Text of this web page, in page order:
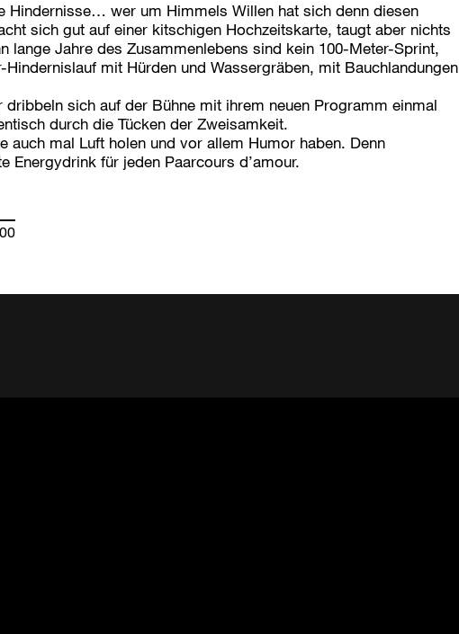
Hindernisse… wer um Himmels Willen hat sich denn diesen
sich gut auf einer kitschigen Hochzeitskarte, taugt aber nichts
lange Jahre des Zusammenlebens sind kein 100-Meter-Sprint,
mit Hürden und Wassergräben, mit Bauchlandungen
dribbeln sich auf der Bühne mit ihrem neuen Programm einmal
durch die Tücken der Zweisamkeit.
auch mal Luft holen und vor allem Humor haben. Denn
Energydrink für jeden Paarcours d’amour.